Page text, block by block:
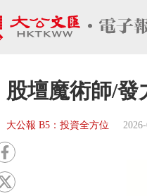
股壇魔術師/
大公報 B5：投資全方位